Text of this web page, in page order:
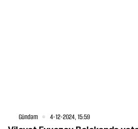
Gündəm 4-12-2024, 15:59